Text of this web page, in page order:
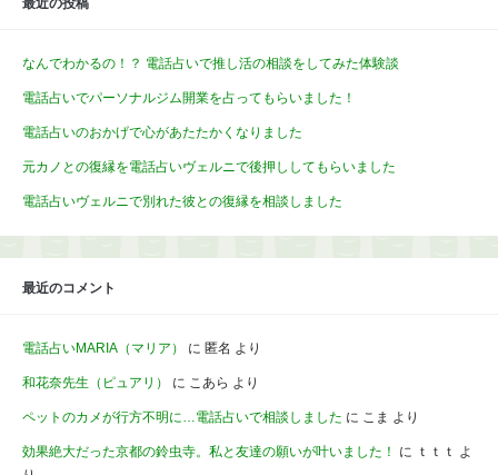
最近の投稿
なんでわかるの！？ 電話占いで推し活の相談をしてみた体験談
電話占いでパーソナルジム開業を占ってもらいました！
電話占いのおかげで心があたたかくなりました
元カノとの復縁を電話占いヴェルニで後押ししてもらいました
電話占いヴェルニで別れた彼との復縁を相談しました
最近のコメント
電話占いMARIA（マリア） に 匿名 より
和花奈先生（ピュアリ） に こあら より
ペットのカメが行方不明に…電話占いで相談しました に こま より
効果絶大だった京都の鈴虫寺。私と友達の願いが叶いました！ に ｔｔｔ よ